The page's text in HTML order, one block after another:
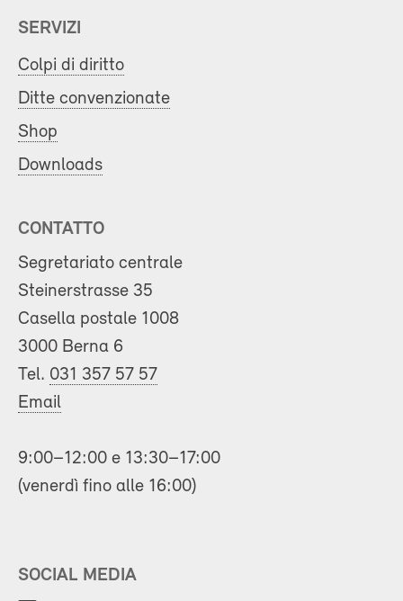
SERVIZI
Colpi di diritto
Ditte convenzionate
Shop
Downloads
CONTATTO
Segretariato centrale
Steinerstrasse 35
Casella postale 1008
3000 Berna 6
Tel. 031 357 57 57
Email
9:00–12:00 e 13:30–17:00
(venerdì fino alle 16:00)
SOCIAL MEDIA